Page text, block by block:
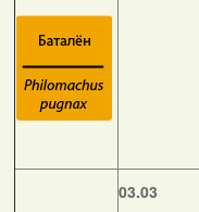
03.03